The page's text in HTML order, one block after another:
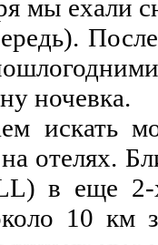
мыехали
ночевка.
искать
на отелях.
в еще
10 км